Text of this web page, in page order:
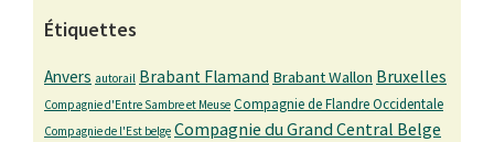
Étiquettes
Anvers autorail Brabant Flamand Brabant Wallon Bruxelles
Compagnie d'Entre Sambre et Meuse Compagnie de Flandre Occidentale
Compagnie de l'Est belge Compagnie du Grand Central Belge